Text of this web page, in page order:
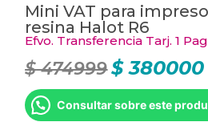
Mini VAT para
resina Halot R6
Efvo. Transferencia Tarj. 1
$474999 El
precio
original
era:
$ 474999.
$380000El
Consultar sobre este